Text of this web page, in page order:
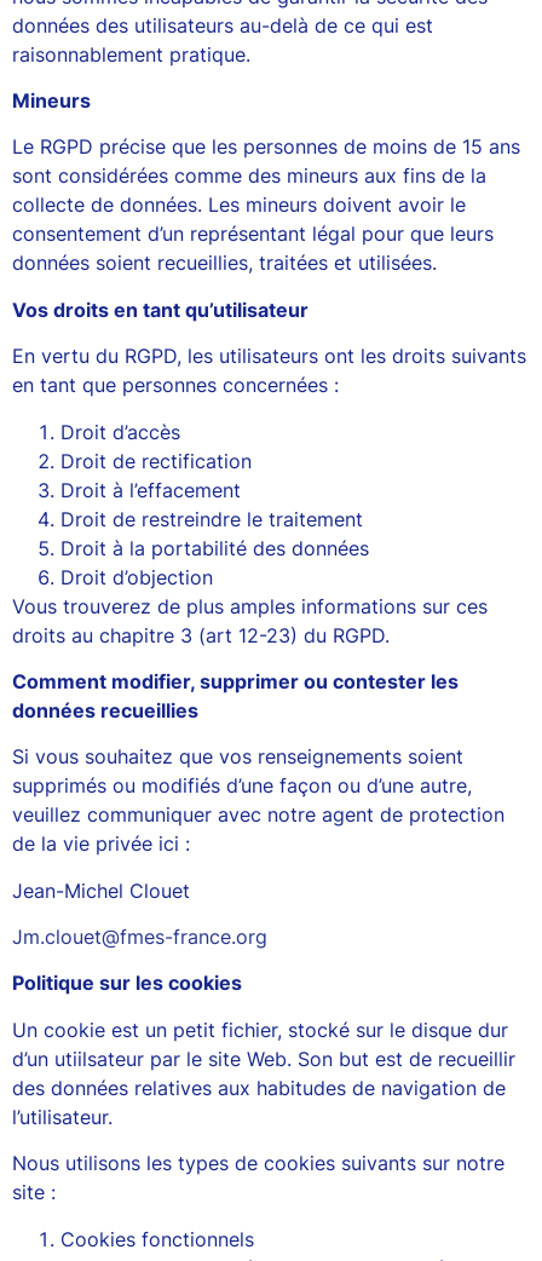
données des utilisateurs au-delà de ce qui est
raisonnablement pratique.
Mineurs
Le RGPD précise que les personnes de moins de 15 ans
sont considérées comme des mineurs aux fins de la
collecte de données. Les mineurs doivent avoir le
consentement d’un représentant légal pour que leurs
données soient recueillies, traitées et utilisées.
Vos droits en tant qu’utilisateur
En vertu du RGPD, les utilisateurs ont les droits suivants
en tant que personnes concernées :
Droit d’accès
Droit de rectification
Droit à l’effacement
Droit de restreindre le traitement
Droit à la portabilité des données
Droit d’objection
Vous trouverez de plus amples informations sur ces
droits au chapitre 3 (art 12-23) du RGPD.
Comment modifier, supprimer ou contester les
données recueillies
Si vous souhaitez que vos renseignements soient
supprimés ou modifiés d’une façon ou d’une autre,
veuillez communiquer avec notre agent de protection
de la vie privée ici :
Jean-Michel Clouet
Jm.clouet@fmes-france.org
Politique sur les cookies
Un cookie est un petit fichier, stocké sur le disque dur
d’un utiilsateur par le site Web. Son but est de recueillir
des données relatives aux habitudes de navigation de
l’utilisateur.
Nous utilisons les types de cookies suivants sur notre
site :
Cookies fonctionnels